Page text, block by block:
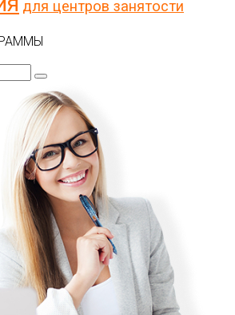
для центров занятости